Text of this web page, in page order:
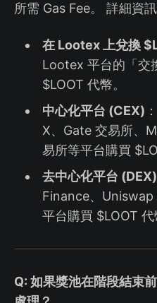
所需 Gas Fee。 詳細資
在 Lootex 上兌換
Lootex 平台的「交
$LOOT 代幣。
中心化平台 (CEX)
X、Gate 交易所、
易所等平台購買
去中心化平台 (DEX)
Finance、
平台購買 $LOOT 代
Q: 如果獎池在階段結束